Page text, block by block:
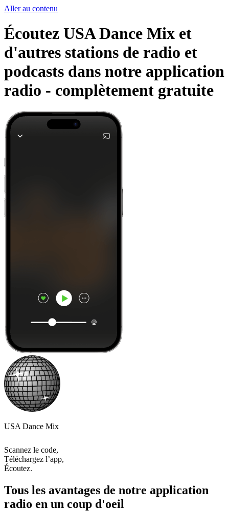
Aller au contenu
Écoutez USA Dance Mix et
d'autres stations de radio et
podcasts dans notre application
radio - complètement gratuite
USA Dance Mix
Scannez le code,
Téléchargez l’app,
Écoutez.
Tous les avantages de notre application
radio en un coup d'oeil